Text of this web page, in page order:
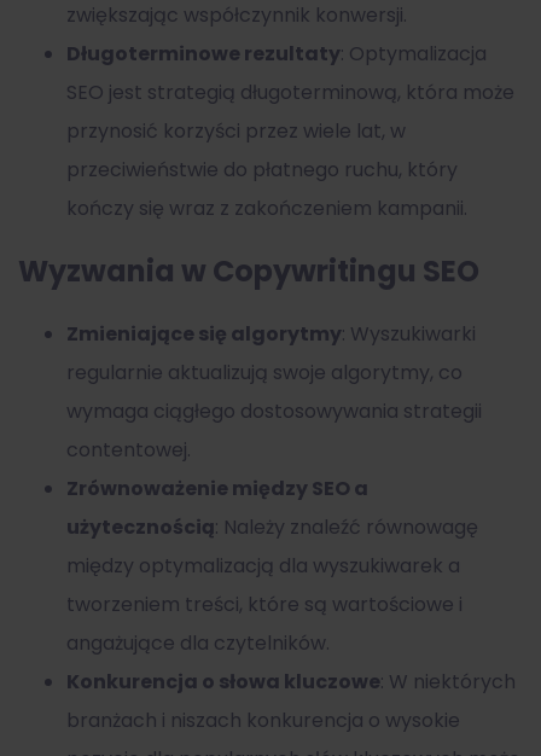
zwiększając współczynnik konwersji.
Długoterminowe rezultaty: Optymalizacja
SEO jest strategią długoterminową, która może
przynosić korzyści przez wiele lat, w
przeciwieństwie do płatnego ruchu, który
kończy się wraz z zakończeniem kampanii.
Wyzwania w Copywritingu SEO
Zmieniające się algorytmy: Wyszukiwarki
regularnie aktualizują swoje algorytmy, co
wymaga ciągłego dostosowywania strategii
contentowej.
Zrównoważenie między SEO a
użytecznością: Należy znaleźć równowagę
między optymalizacją dla wyszukiwarek a
tworzeniem treści, które są wartościowe i
angażujące dla czytelników.
Konkurencja o słowa kluczowe: W niektórych
branżach i niszach konkurencja o wysokie